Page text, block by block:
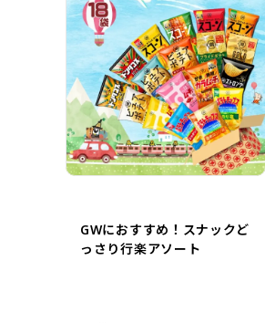
GWにおすすめ！スナックど
っさり行楽アソート